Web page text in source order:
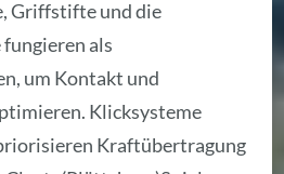
Griffstifte und die
als
um Kontakt und
Klicksysteme
Kraftübertragung